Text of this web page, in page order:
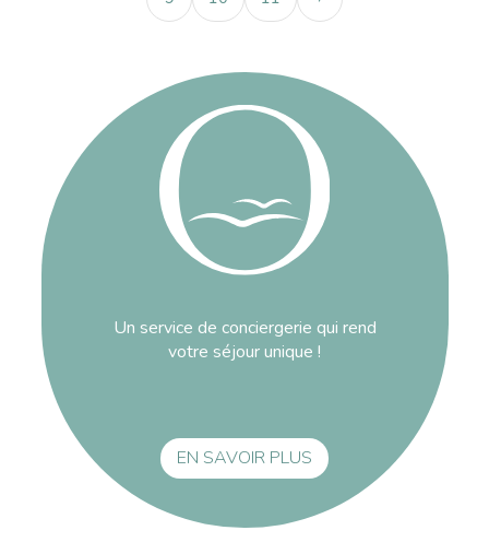
Un service de conciergerie qui rend
votre séjour unique !
EN SAVOIR PLUS